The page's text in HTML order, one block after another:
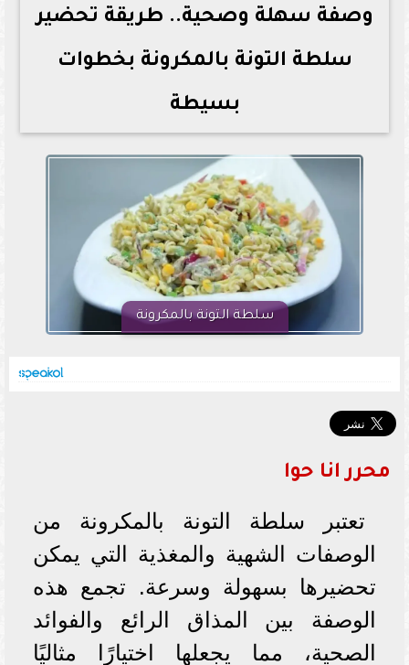
وصفة سهلة وصحية.. طريقة تحضير
سلطة التونة بالمكرونة بخطوات
بسيطة
سلطة التونة بالمكرونة
محرر انا حوا
تعتبر سلطة التونة بالمكرونة من
الوصفات الشهية والمغذية التي يمكن
تحضيرها بسهولة وسرعة. تجمع هذه
الوصفة بين المذاق الرائع والفوائد
الصحية، مما يجعلها اختيارًا مثاليًا